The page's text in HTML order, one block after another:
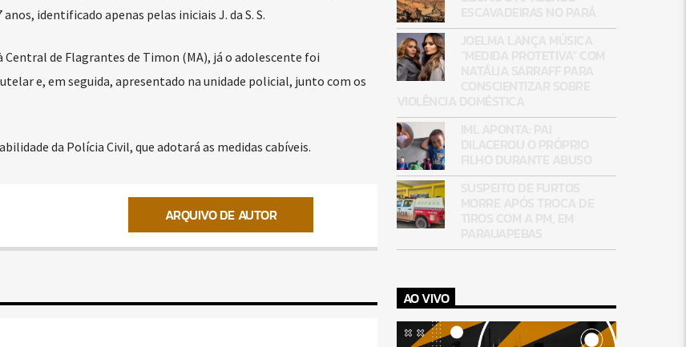
identificado apenas pelas iniciais J. da S. S.
de Flagrantes de Timon (MA), já o adolescente foi
e, em seguida, apresentado na unidade policial, junto com os
da Polícia Civil, que adotará as medidas cabíveis.
ARQUIVO DE AUTOR
AO VIVO